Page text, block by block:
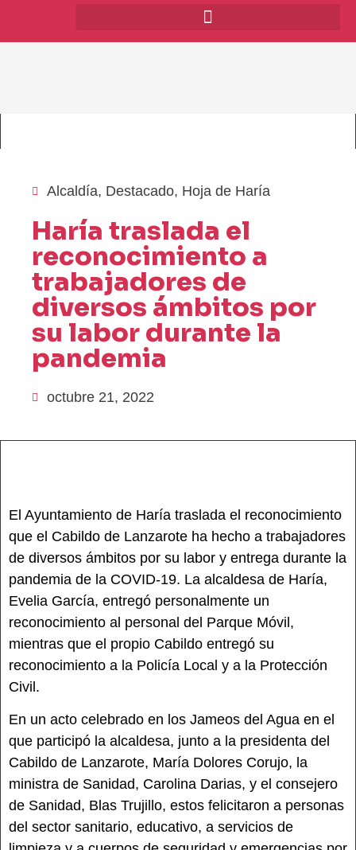
Alcaldía, Destacado, Hoja de Haría
Haría traslada el
reconocimiento a
trabajadores de
diversos ámbitos por
su labor durante la
pandemia
octubre 21, 2022
El Ayuntamiento de Haría traslada el reconocimiento
que el Cabildo de Lanzarote ha hecho a trabajadores
de diversos ámbitos por su labor y entrega durante la
pandemia de la COVID-19. La alcaldesa de Haría,
Evelia García, entregó personalmente un
reconocimiento al personal del Parque Móvil,
mientras que el propio Cabildo entregó su
reconocimiento a la Policía Local y a la Protección
Civil.
En un acto celebrado en los Jameos del Agua en el
que participó la alcaldesa, junto a la presidenta del
Cabildo de Lanzarote, María Dolores Corujo, la
ministra de Sanidad, Carolina Darias, y el consejero
de Sanidad, Blas Trujillo, estos felicitaron a personas
del sector sanitario, educativo, a servicios de